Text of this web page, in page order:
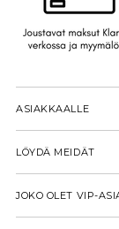
ASIAKKAALLE
LÖYDÄ MEIDÄT
JOKO OLET VIP-